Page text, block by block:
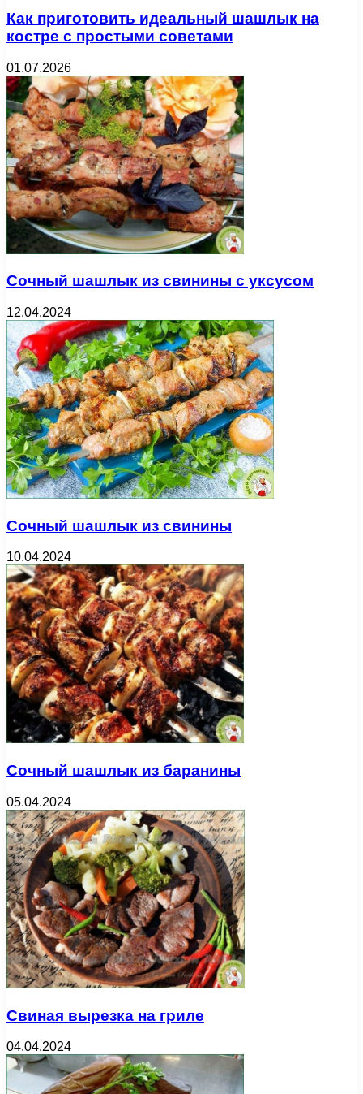
Как приготовить идеальный шашлык на
костре с простыми советами
01.07.2026
Сочный шашлык из свинины с уксусом
12.04.2024
Сочный шашлык из свинины
10.04.2024
Сочный шашлык из баранины
05.04.2024
Свиная вырезка на гриле
04.04.2024